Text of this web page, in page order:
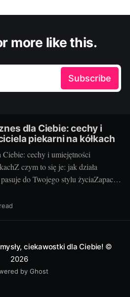
more like this.
Subscribe
dla Ciebie: cechy i
piekarni na kółkach
cechy i umiejętności
czym to się je: jak działa
do Twojego stylu życiaZapach
klientów, gdy otwierasz
na kółkach. To mobilny
ciekawostki dla Ciebie! ©
2026
by Ghost